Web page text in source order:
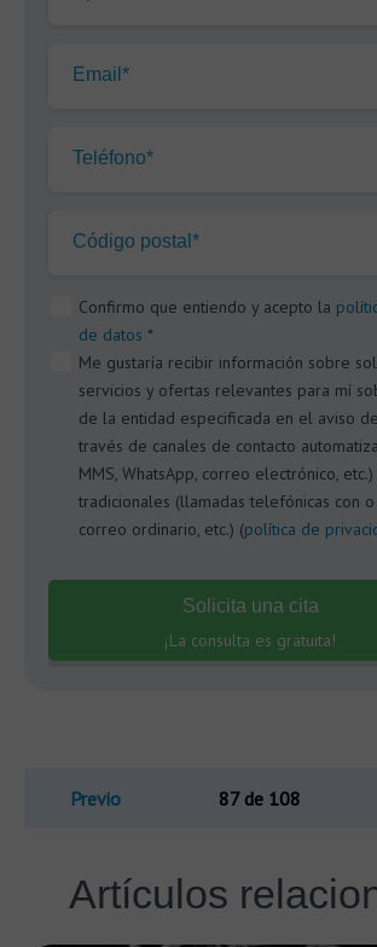
Email*
Teléfono*
Código postal*
Confirmo que entiendo y acepto la
de datos *
Me gustaría recibir información sobre
servicios y ofertas relevantes para mí
de la entidad especificada en el aviso
través de canales de contacto
MMS, WhatsApp, correo electrónico,
tradicionales (llamadas telefónicas con
correo ordinario, etc.) (política de
Solicita una cita
¡La consulta es gratuita!
Previo 87 de 108
Artículos